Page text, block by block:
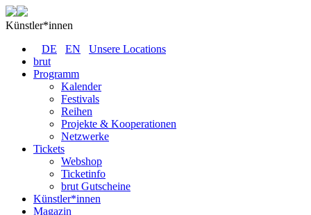
Künstler*innen
DE
EN
Unsere Locations
brut
Programm
Kalender
Festivals
Reihen
Projekte & Kooperationen
Netzwerke
Tickets
Webshop
Ticketinfo
brut Gutscheine
Künstler*innen
Magazin